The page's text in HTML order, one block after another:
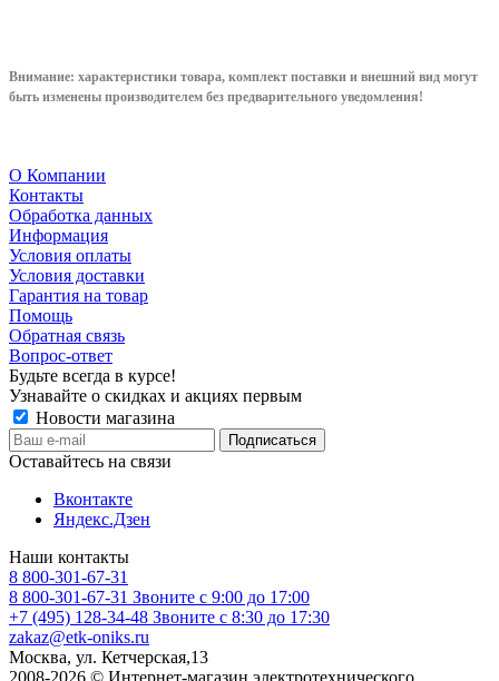
Внимание: характеристики товара, комплект поставки и внешний вид могут
быть изменены производителем без предварительного уведомления!
О Компании
Контакты
Обработка данных
Информация
Условия оплаты
Условия доставки
Гарантия на товар
Помощь
Обратная связь
Вопрос-ответ
Будьте всегда в курсе!
Узнавайте о скидках и акциях первым
Новости магазина
Оставайтесь на связи
Вконтакте
Яндекс.Дзен
Наши контакты
8 800-301-67-31
8 800-301-67-31 Звоните с 9:00 до 17:00
+7 (495) 128-34-48 Звоните с 8:30 до 17:30
zakaz@etk-oniks.ru
Москва, ул. Кетчерская,13